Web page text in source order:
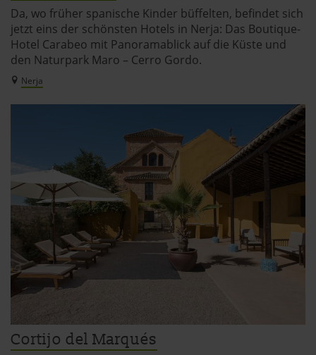
Da, wo früher spanische Kinder büffelten, befindet sich
jetzt eins der schönsten Hotels in Nerja: Das Boutique-
Hotel Carabeo mit Panoramablick auf die Küste und
den Naturpark Maro – Cerro Gordo.
Nerja
Cortijo del Marqués